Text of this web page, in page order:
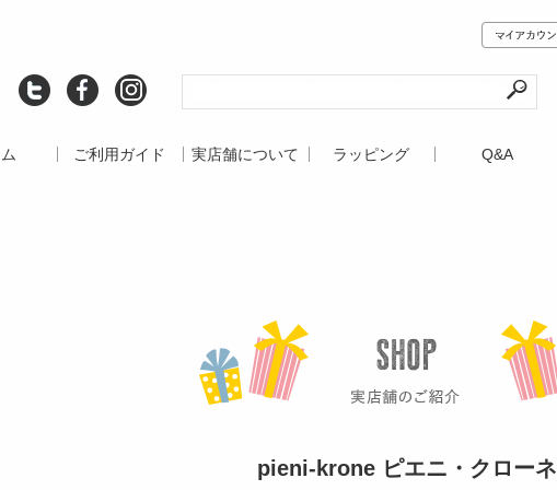
ご利用ガイド 実店舗について ラッピング Q&A
pieni-krone ピエニ・クローネ